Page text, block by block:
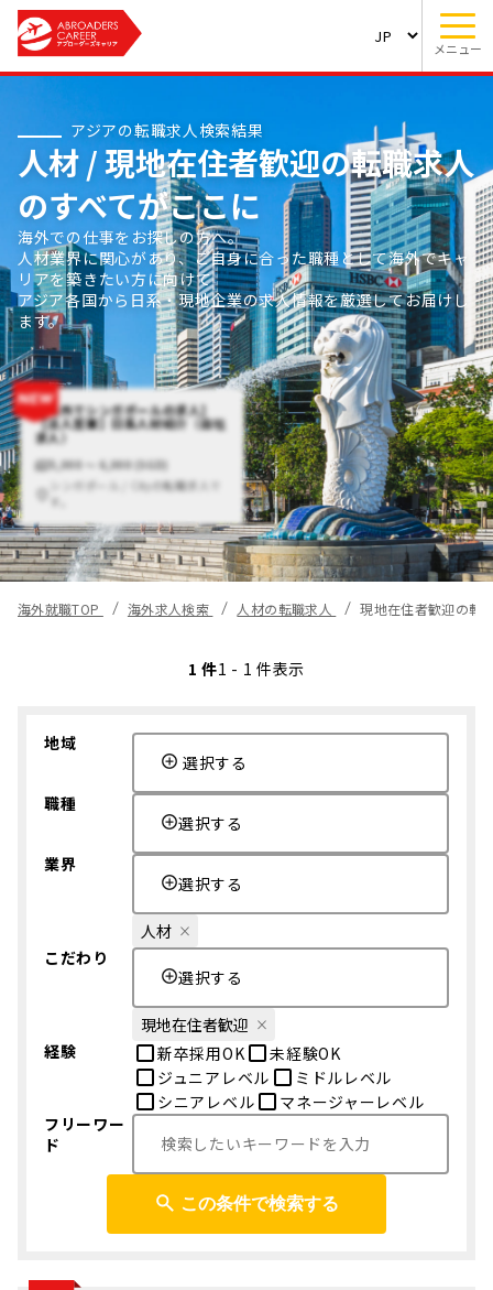
メニュー
アジアの転職求人検索結果
人材 / 現地在住者歓迎の転職求人
のすべてがここに
海外での仕事をお探しの方へ。
人材業界に関心があり、ご自身に合った職種として海外でキャ
リアを築きたい方に向けて
アジア各国から日系・現地企業の求人情報を厳選してお届けし
ます。
【海外でシンガポールの求人】
【法人営業】日系人材紹介（自社
求人）
5,000 〜 6,000 (SGD)
シンガポール / Cityの転職求人で
す。
海外就職TOP 海外求人検索 人材の転職求人 現地在住者歓迎の転
1 件1 - 1 件表示
地域
選択する
職種
選択する
業界
選択する
人材
こだわり
選択する
現地在住者歓迎
経験
新卒採用OK
未経験OK
ジュニアレベル
ミドルレベル
シニアレベル
マネージャーレベル
フリーワー
ド
この条件で検索する